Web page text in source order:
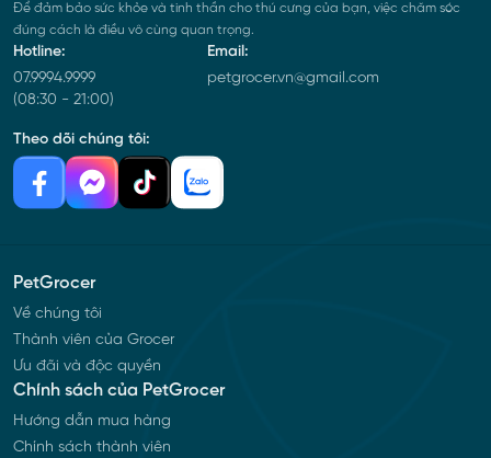
Để đảm bảo sức khỏe và tinh thần cho thú cưng của bạn, việc chăm sóc
đúng cách là điều vô cùng quan trọng.
Hotline:
07.9994.9999
(08:30 - 21:00)
Email:
petgrocer.vn@gmail.com
Theo dõi chúng tôi:
PetGrocer
Về chúng tôi
Thành viên của Grocer
Ưu đãi và độc quyền
Chính sách của PetGrocer
Hướng dẫn mua hàng
Chính sách thành viên